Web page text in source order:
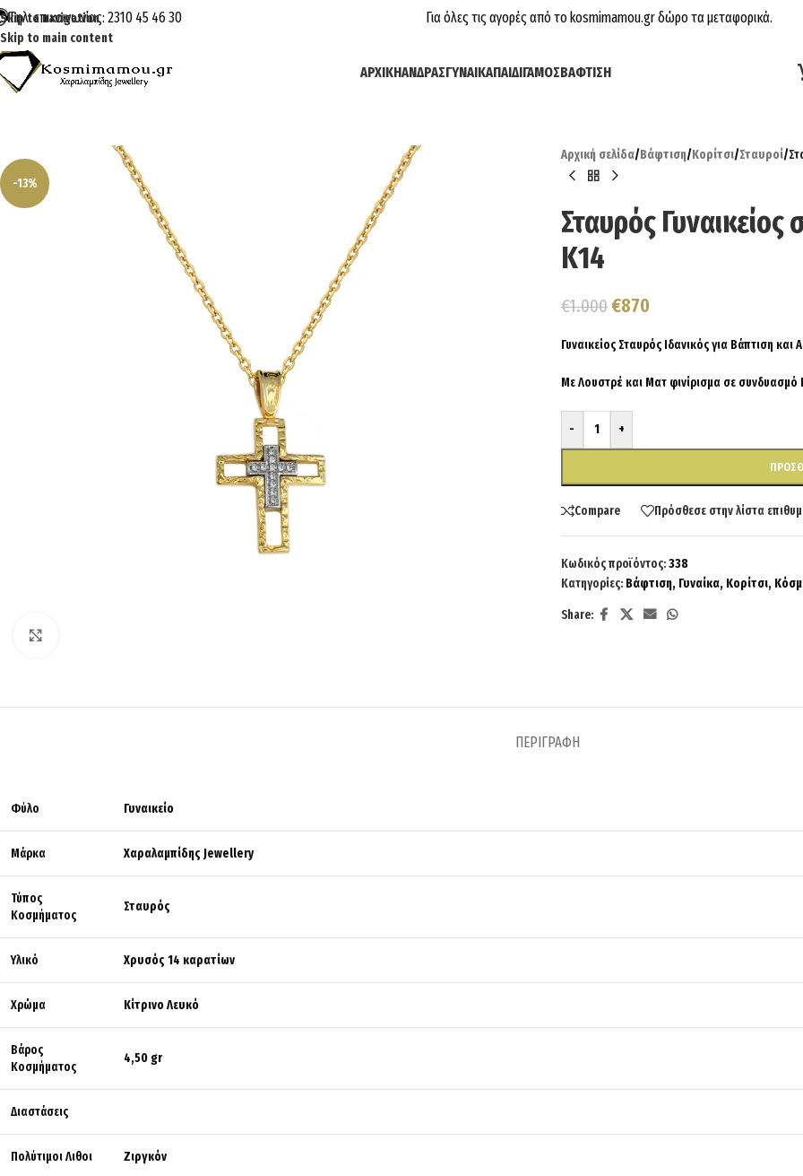
Skip to navigation
Skip to main content
Τηλ. επικοινωνίας: 2310 45 46 30 Για όλες τις αγορές από το kosmimamou.gr δώρο τα μεταφορικά.
ΑΡΧΙΚΉΆΝΔΡΑΣΓΥΝΑΊΚΑΠΑΙΔΊΓΆΜΟΣΒΆΦΤΙΣΗ
-13%
Αρχική σελίδα/Βάφτιση/Κορίτσι/Σταυροί/
Σταυρός
Κ14
€1.000€870
Γυναικείος Σταυρός Ιδανικός για Βάπτιση
Με Λουστρέ και Ματ φινίρισμα σε συνδυασμό
- +
Compare Πρόσθεσε στην λίστα
Κωδικός προϊόντος:338
Κατηγορίες: Βάφτιση, Γυναίκα, Κορίτσι,
Share:
ΠΕΡΙΓΡΑΦΉ
Φύλο Γυναικείο
Μάρκα Χαραλαμπίδης Jewellery
Τύπος
Κοσμήματος
Σταυρός
Υλικό Χρυσός 14 καρατίων
Χρώμα Κίτρινο Λευκό
Βάρος
Κοσμήματος
4,50 gr
Διαστάσεις
Πολύτιμοι Λιθοι Ζιργκόν